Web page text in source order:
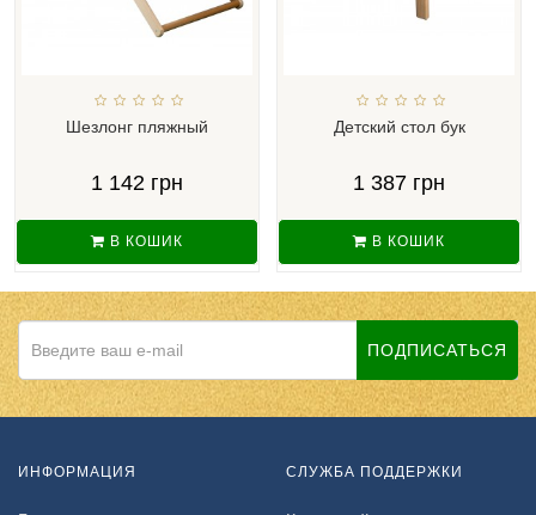
Шезлонг пляжный
1 142 грн
В КОШИК
Детский стол бук
1 387 грн
В КОШИК
ПОДПИСАТЬСЯ
ИНФОРМАЦИЯ СЛУЖБА ПОДДЕРЖКИ